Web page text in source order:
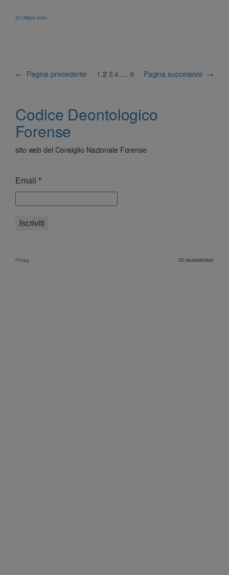
23 Ottobre 2024
← Pagina precedente 1 2 3 4 … 9 Pagina successiva →
Codice Deontologico
Forense
sito web del Consiglio Nazionale Forense
Email *
Privacy C.F. 80409200583